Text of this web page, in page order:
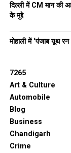
दिल्ली में CM मान की
के मुद्दे
मोहाली में ‘पंजाब यूथ
7265
Art & Culture
Automobile
Blog
Business
Chandigarh
Crime